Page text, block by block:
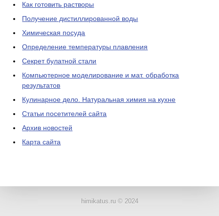
Как готовить растворы
Получение дистиллированной воды
Химическая посуда
Определение температуры плавления
Секрет булатной стали
Компьютерное моделирование и мат. обработка
результатов
Кулинарное дело. Натуральная химия на кухне
Статьи посетителей сайта
Архив новостей
Карта сайта
himikatus.ru © 2024